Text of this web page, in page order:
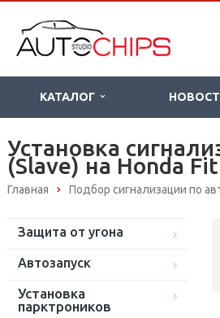
КАТАЛОГ
Установка
(Slave) на Honda Fit
Главная Подбор сигнализации по
Защита от угона
Автозапуск
Установка
парктроников